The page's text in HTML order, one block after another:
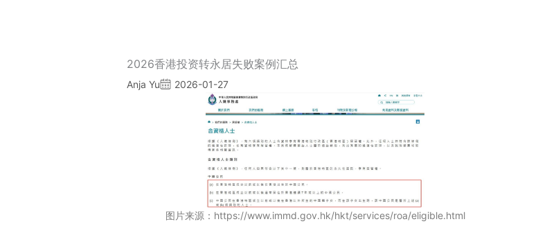
2026香港投资转永居失败案例汇总
Anja Yu 2026-01-27
图片来源：https://www.immd.gov.hk/hkt/services/roa/eligible.html